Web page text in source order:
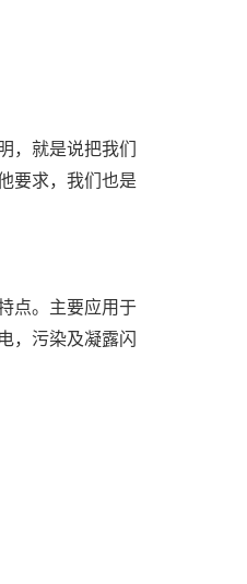
，就是说把我们
要求，我们也是
点。主要应用于
，污染及凝露闪